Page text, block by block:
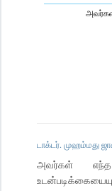
டாக்டர். முஹம்மது
அவர்கள் எந்த